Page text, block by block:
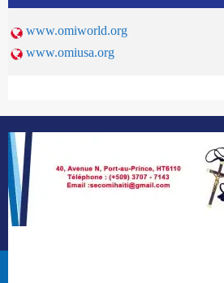
www.omiworld.org
www.omiusa.org